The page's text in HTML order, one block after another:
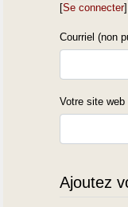
[Se connecter]
Courriel (non
Votre site web
Ajoutez